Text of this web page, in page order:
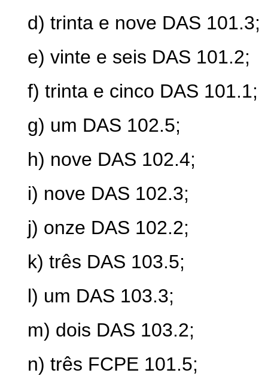
d) trinta e nove DAS 101.3;
e) vinte e seis DAS 101.2;
f) trinta e cinco DAS 101.1;
g) um DAS 102.5;
h) nove DAS 102.4;
i) nove DAS 102.3;
j) onze DAS 102.2;
k) três DAS 103.5;
l) um DAS 103.3;
m) dois DAS 103.2;
n) três FCPE 101.5;